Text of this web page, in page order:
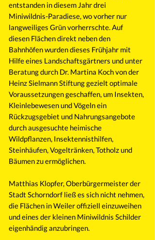
entstanden in diesem Jahr drei
Miniwildnis-Paradiese, wo vorher nur
langweiliges Grün vorherrschte. Auf
diesen Flächen direkt neben den
Bahnhöfen wurden dieses Frühjahr mit
Hilfe eines Landschaftsgärtners und unter
Beratung durch Dr. Martina Koch von der
Heinz Sielmann Stiftung gezielt optimale
Voraussetzungen geschaffen, um Insekten,
Kleinlebewesen und Vögeln ein
Rückzugsgebiet und Nahrungsangebote
durch ausgesuchte heimische
Wildpflanzen, Insektennisthilfen,
Steinhäufen, Vogeltränken, Totholz und
Bäumen zu ermöglichen.
Matthias Klopfer, Oberbürgermeister der
Stadt Schorndorf ließ es sich nicht nehmen,
die Flächen in Weiler offiziell einzuweihen
und eines der kleinen Miniwildnis Schilder
eigenhändig anzubringen.